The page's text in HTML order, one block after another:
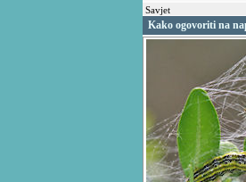
Savjet
Kako ogovoriti na